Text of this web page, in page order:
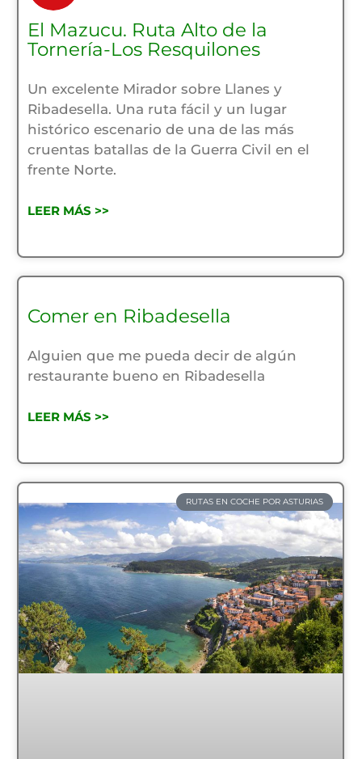
El Mazucu. Ruta Alto de la
Tornería-Los Resquilones
Un excelente Mirador sobre Llanes y
Ribadesella. Una ruta fácil y un lugar
histórico escenario de una de las más
cruentas batallas de la Guerra Civil en el
frente Norte.
LEER MÁS >>
Comer en Ribadesella
Alguien que me pueda decir de algún
restaurante bueno en Ribadesella
LEER MÁS >>
RUTAS EN COCHE POR ASTURIAS